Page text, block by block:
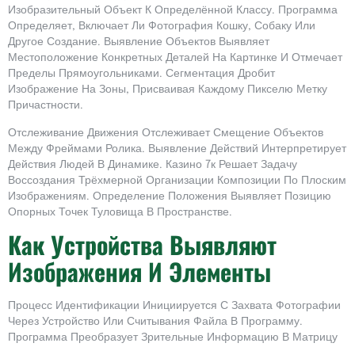
Изобразительный Объект К Определённой Классу. Программа
Определяет, Включает Ли Фотография Кошку, Собаку Или
Другое Создание. Выявление Объектов Выявляет
Местоположение Конкретных Деталей На Картинке И Отмечает
Пределы Прямоугольниками. Сегментация Дробит
Изображение На Зоны, Присваивая Каждому Пикселю Метку
Причастности.
Отслеживание Движения Отслеживает Смещение Объектов
Между Фреймами Ролика. Выявление Действий Интерпретирует
Действия Людей В Динамике. Казино 7к Решает Задачу
Воссоздания Трёхмерной Организации Композиции По Плоским
Изображениям. Определение Положения Выявляет Позицию
Опорных Точек Туловища В Пространстве.
Как Устройства Выявляют
Изображения И Элементы
Процесс Идентификации Инициируется С Захвата Фотографии
Через Устройство Или Считывания Файла В Программу.
Программа Преобразует Зрительные Информацию В Матрицу